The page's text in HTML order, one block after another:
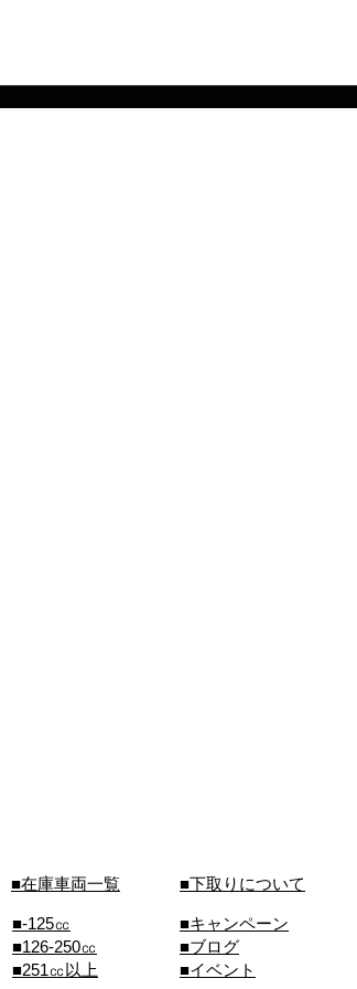
■在庫車両一覧 ■下取りについて
■-125㏄
■126-250㏄
■251㏄以上
■キャンペーン
■ブログ
■イベント